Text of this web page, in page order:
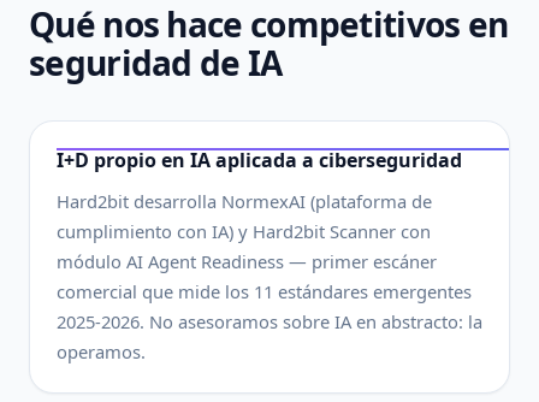
Qué nos hace competitivos en
seguridad de IA
I+D propio en IA aplicada a ciberseguridad
Hard2bit desarrolla NormexAI (plataforma de
cumplimiento con IA) y Hard2bit Scanner con
módulo AI Agent Readiness — primer escáner
comercial que mide los 11 estándares emergentes
2025-2026. No asesoramos sobre IA en abstracto: la
operamos.